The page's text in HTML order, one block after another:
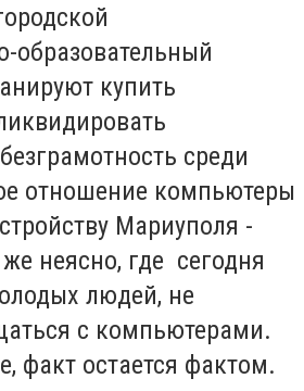
образовательный
купить
среди
отношение компьютеры
Мариуполя -
неясно, где сегодня
людей, не
с компьютерами.
факт остается фактом.